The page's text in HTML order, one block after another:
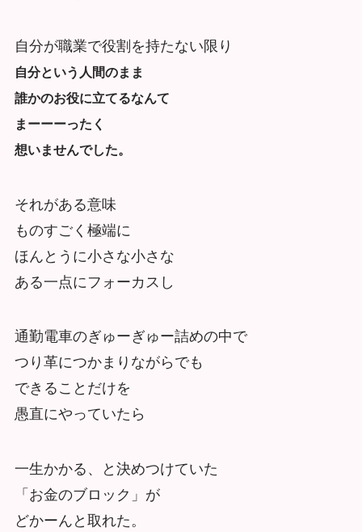
自分が職業で役割を持たない限り
自分という人間のまま
誰かのお役に立てるなんて
まーーーったく
想いませんでした。
それがある意味
ものすごく極端に
ほんとうに小さな小さな
ある一点にフォーカスし
通勤電車のぎゅーぎゅー詰めの中で
つり革につかまりながらでも
できることだけを
愚直にやっていたら
一生かかる、と決めつけていた
「お金のブロック」が
どかーんと取れた。